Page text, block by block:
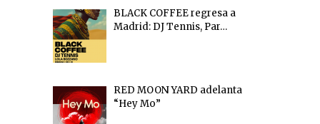
BLACK COFFEE regresa a
Madrid: DJ Tennis, Par…
RED MOON YARD adelanta
“Hey Mo”